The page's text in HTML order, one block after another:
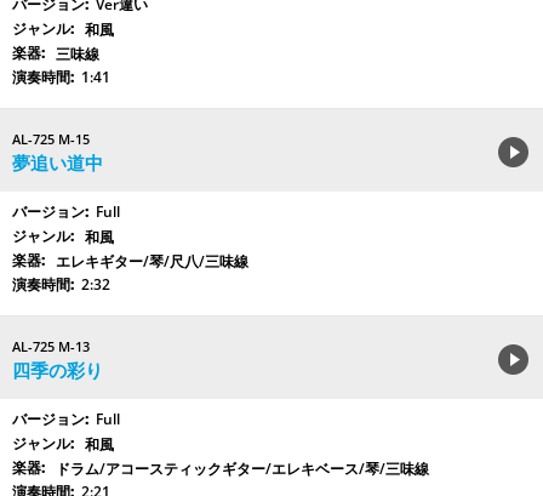
Ver違い
和風
三味線
1:41
AL-725 M-15
夢追い道中
Full
和風
エレキギター/琴/尺八/三味線
2:32
AL-725 M-13
四季の彩り
Full
和風
ドラム/アコースティックギター/エレキベース/琴/三味線